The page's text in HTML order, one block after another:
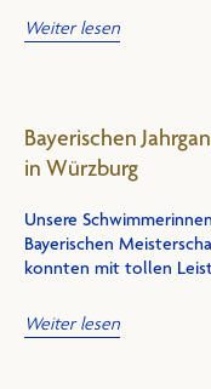
Weiter lesen
Bayerischen
in Würzburg
Unsere
Bayerischen
konnten mit tollen
Weiter lesen